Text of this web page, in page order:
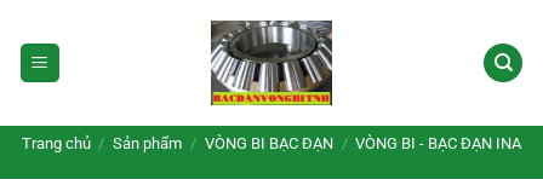
qua
nội
Trang chủ / Sản phẩm / VÒNG BI BẠC ĐẠN / VÒNG BI - BẠC ĐẠN INA